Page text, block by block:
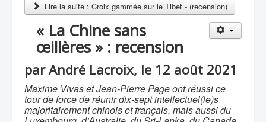
Lire la suite : Croix gammée sur le Tibet - (recension)
« La Chine sans
œillères » : recension
par André Lacroix, le 12 août 2021
Maxime Vivas et Jean-Pierre Page ont réussi ce
tour de force de réunir dix-sept intellectuel(le)s
majoritairement chinois et français, mais aussi du